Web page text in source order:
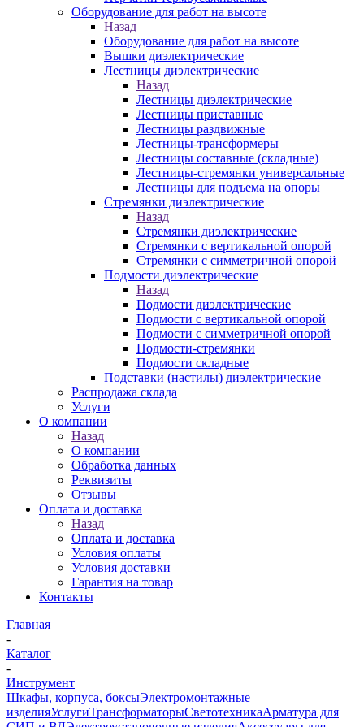
Оборудование для работ на высоте
Назад
Оборудование для работ на высоте
Вышки диэлектрические
Лестницы диэлектрические
Назад
Лестницы диэлектрические
Лестницы приставные
Лестницы раздвижные
Лестницы-трансформеры
Лестницы составные (складные)
Лестницы-стремянки универсальные
Лестницы для подъема на опоры
Стремянки диэлектрические
Назад
Стремянки диэлектрические
Стремянки с вертикальной опорой
Стремянки с симметричной опорой
Подмости диэлектрические
Назад
Подмости диэлектрические
Подмости с вертикальной опорой
Подмости с симметричной опорой
Подмости-стремянки
Подмости складные
Подставки (настилы) диэлектрические
Распродажа склада
Услуги
О компании
Назад
О компании
Обработка данных
Реквизиты
Отзывы
Оплата и доставка
Назад
Оплата и доставка
Условия оплаты
Условия доставки
Гарантия на товар
Контакты
Главная
-
Каталог
-
Инструмент
Шкафы, корпуса, боксыЭлектромонтажные
изделияУслугиТрансформаторыСветотехникаАрматура для